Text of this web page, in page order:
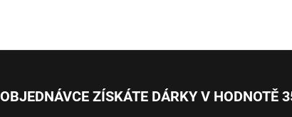
ZÍSKÁTE DÁRKY V HODNOTĚ